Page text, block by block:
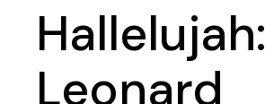
Hallelujah:
Leonard